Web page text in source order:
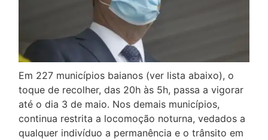
Em 227 municípios baianos (ver lista abaixo), o
toque de recolher, das 20h às 5h, passa a vigorar
até o dia 3 de maio. Nos demais municípios,
continua restrita a locomoção noturna, vedados a
qualquer indivíduo a permanência e o trânsito em